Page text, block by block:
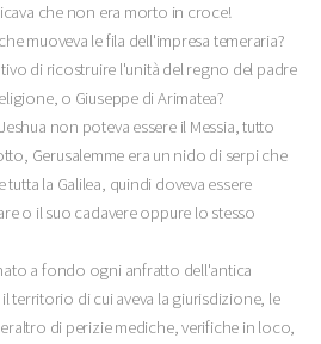
che non era morto in croce!
muoveva le fila dell'impresa temeraria?
di ricostruire l'unità del regno del padre
o Giuseppe di Arimatea?
non poteva essere il Messia, tutto
Gerusalemme era un nido di serpi che
la Galilea, quindi doveva essere
o il suo cadavere oppure lo stesso
a fondo ogni anfratto dell'antica
territorio di cui aveva la giurisdizione, le
di perizie mediche, verifiche in loco,